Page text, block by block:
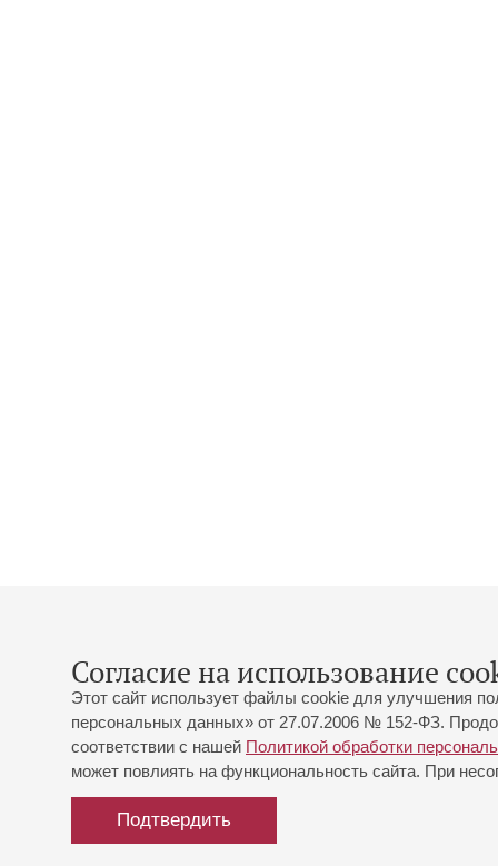
Согласие на использование
Этот сайт использует файлы cookie для улучшения
персональных данных» от 27.07.2006 № 152-ФЗ.
соответствии с нашей Политикой обработки
может повлиять на функциональность сайта. При
Подтвердить